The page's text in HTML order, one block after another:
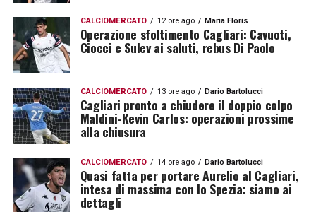
CALCIOMERCATO 12 ore ago Maria Floris
Operazione sfoltimento Cagliari: Cavuoti,
Ciocci e Sulev ai saluti, rebus Di Paolo
CALCIOMERCATO 13 ore ago Dario Bartolucci
Cagliari pronto a chiudere il doppio colpo
Maldini-Kevin Carlos: operazioni prossime
alla chiusura
CALCIOMERCATO 14 ore ago Dario Bartolucci
Quasi fatta per portare Aurelio al Cagliari,
intesa di massima con lo Spezia: siamo ai
dettagli